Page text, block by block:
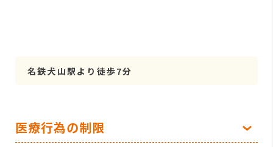
名鉄犬山駅より徒歩7分
医療行為の制限